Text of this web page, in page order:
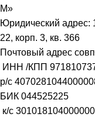
М»
Юридический адрес:
22, корп. 3, кв. 366
Почтовый адрес
ИНН /КПП
р/с
БИК 044525225
к/с